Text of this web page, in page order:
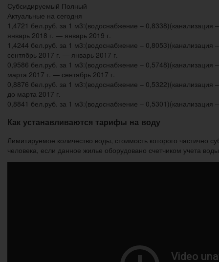
Субсидируемый Полный
Актуальные на сегодня
1,4721 бел.руб. за 1 м3:(водоснабжение – 0,8338)(канализация
январь 2018 г. — январь 2019 г.
1,4244 бел.руб. за 1 м3:(водоснабжение – 0,8053)(канализация
сентябрь 2017 г. — январь 2017 г.
0,9586 бел.руб. за 1 м3:(водоснабжение – 0,5748)(канализация
марта 2017 г. — сентябрь 2017 г.
0,8876 бел.руб. за 1 м3:(водоснабжение – 0,5322)(канализация
до марта 2017 г.
0,8841 бел.руб. за 1 м3:(водоснабжение – 0,5301)(канализация
Как устанавливаются тарифы на воду
Лимитируемое количество воды, стоимость которого частично
человека, если данное жилье оборудовано счетчиком учета